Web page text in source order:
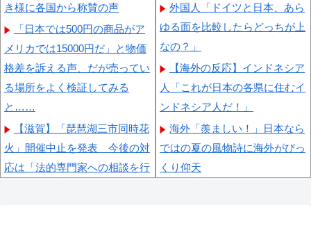
き様に各国から称賛の声
「日本では500円の商品がア
メリカでは15000円だ」と物価
格差を訴える声、だが売ってい
る場所をよく検証してみる
と……
【滋賀】「琵琶湖三市同時花
火」開催中止を発表 今後の対
応は「法的専門家への相談を行
外国人「ドイツと日本、あら
ゆる面を比較したらどっちが上
なの？」
【海外の反応】インドネシア
人「これが日本の各県に住むイ
ンドネシア人だ！」
海外「羨ましい！」日本なら
ではの夏の風物詩に海外がびっ
くり仰天